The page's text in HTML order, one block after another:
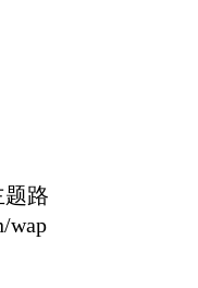
路
wap